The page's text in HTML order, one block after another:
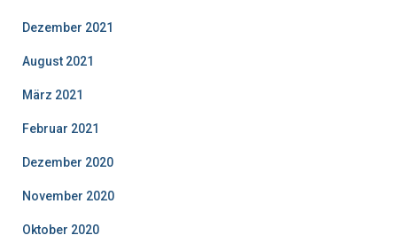
Dezember 2021
August 2021
März 2021
Februar 2021
Dezember 2020
November 2020
Oktober 2020